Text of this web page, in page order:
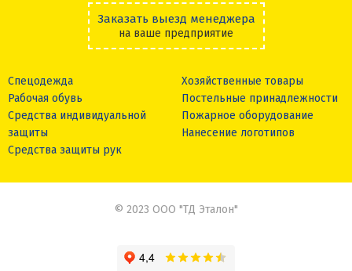
Заказать выезд менеджера
на ваше предприятие
Спецодежда
Рабочая обувь
Средства индивидуальной
защиты
Средства защиты рук
Хозяйственные товары
Постельные принадлежности
Пожарное оборудование
Нанесение логотипов
© 2023 ООО "ТД Эталон"